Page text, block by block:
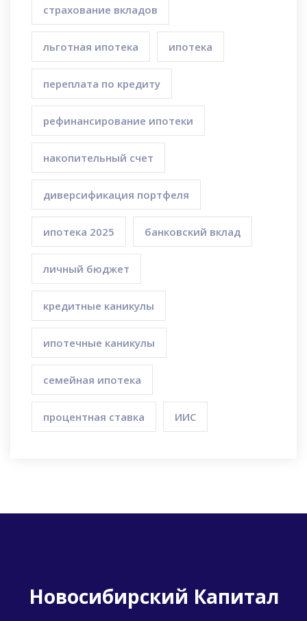
страхование вкладов
льготная ипотека ипотека
переплата по кредиту
рефинансирование ипотеки
накопительный счет
диверсификация портфеля
ипотека 2025 банковский вклад
личный бюджет
кредитные каникулы
ипотечные каникулы
семейная ипотека
процентная ставка ИИС
Новосибирский Капитал